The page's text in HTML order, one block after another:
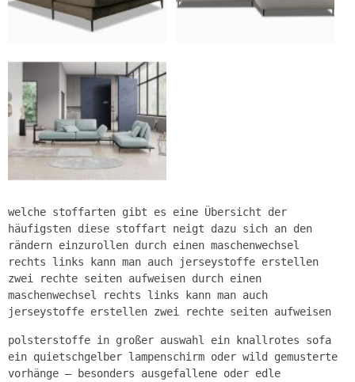
welche stoffarten gibt es eine Übersicht der
häufigsten diese stoffart neigt dazu sich an den
rändern einzurollen durch einen maschenwechsel
rechts links kann man auch jerseystoffe erstellen
zwei rechte seiten aufweisen durch einen
maschenwechsel rechts links kann man auch
jerseystoffe erstellen zwei rechte seiten aufweisen
polsterstoffe in großer auswahl ein knallrotes sofa
ein quietschgelber lampenschirm oder wild gemusterte
vorhänge – besonders ausgefallene oder edle